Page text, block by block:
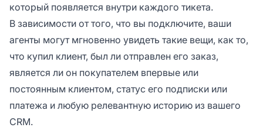
который появляется внутри каждого тикета.
В зависимости от того, что вы подключите, ваши
агенты могут мгновенно увидеть такие вещи, как то,
что купил клиент, был ли отправлен его заказ,
является ли он покупателем впервые или
постоянным клиентом, статус его подписки или
платежа и любую релевантную историю из вашего
CRM.